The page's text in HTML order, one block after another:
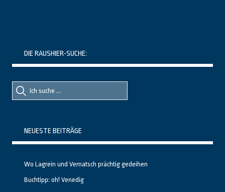
DIE RAUSHIER-SUCHE:
Suche
nach::
Suche
nach:
NEUESTE BEITRÄGE
Wo Lagrein und Vernatsch prächtig gedeihen
Buchtipp: oh! Venedig